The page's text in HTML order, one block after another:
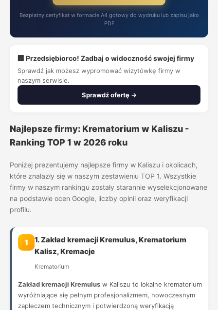
Bezpłatny certyfikat w formacie A4 gotowy do wydruku lub zapisu jako
PDF
🏢 Przedsiębiorco! Zadbaj o widoczność swojej firmy
Sprawdź jak możesz wypromować wizytówkę firmy w
naszym serwisie.
Sprawdź ofertę →
Najlepsze firmy: Krematorium w Kaliszu -
Ranking TOP 1 w 2026 roku
Poniżej prezentujemy najlepsze firmy w Kaliszu i okolicach,
które znalazły się w naszym zestawieniu TOP 1. Wszystkie
firmy w naszym rankingu zostały starannie wyselekcjonowane
na podstawie ocen Google, liczby opinii oraz weryfikacji
profilu.
1
1. Zakład kremacji Kremulus, Krematorium
Kalisz, Kremacje
Krematorium
Zakład kremacji Kremulus w Kaliszu to lokalne krematorium
wyróżniające się pełnym profesjonalizmem, nowoczesnym
zapleczem technicznym i potwierdzoną weryfikacją